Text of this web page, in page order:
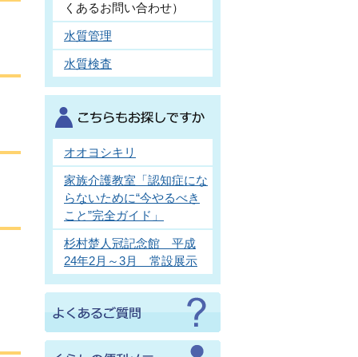
くあるお問い合わせ）
水質管理
水質検査
オオヨシキリ
家族介護教室「認知症にな
らないために“今やるべき
こと”完全ガイド」
杉村楚人冠記念館 平成
24年2月～3月 常設展示